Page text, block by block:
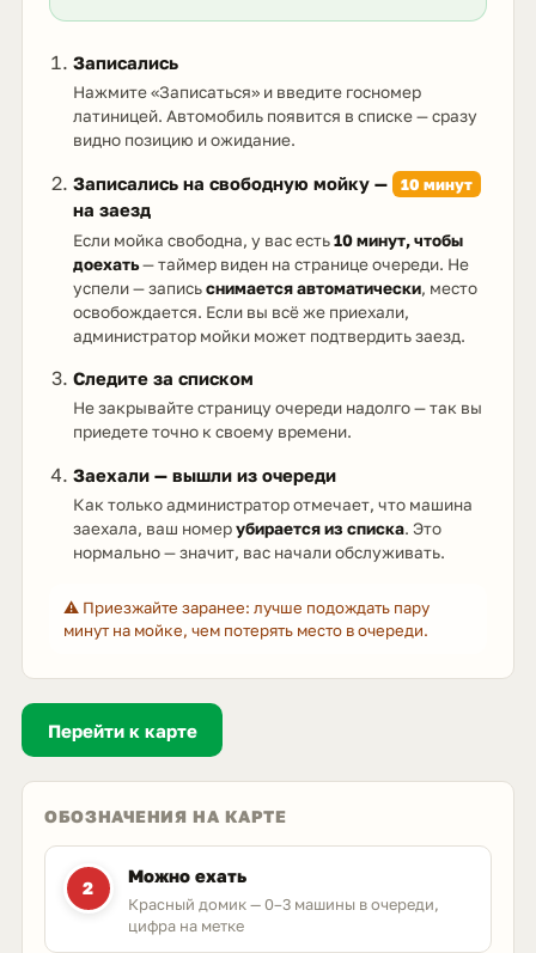
Записались
Нажмите «Записаться» и введите госномер
латиницей. Автомобиль появится в списке — сразу
видно позицию и ожидание.
Записались на свободную мойку — 10 минут
на заезд
Если мойка свободна, у вас есть10 минут, чтобы
доехать— таймер виден на странице очереди. Не
успели — записьснимается автоматически, место
освобождается. Если вы всё же приехали,
администратор мойки может подтвердить заезд.
Следите за списком
Не закрывайте страницу очереди надолго — так вы
приедете точно к своему времени.
Заехали — вышли из очереди
Как только администратор отмечает, что машина
заехала, ваш номерубирается из списка. Это
нормально — значит, вас начали обслуживать.
⚠️ Приезжайте заранее: лучше подождать пару
минут на мойке, чем потерять место в очереди.
Перейти к карте
ОБОЗНАЧЕНИЯ НА КАРТЕ
2
Можно ехать
Красный домик — 0–3 машины в очереди,
цифра на метке